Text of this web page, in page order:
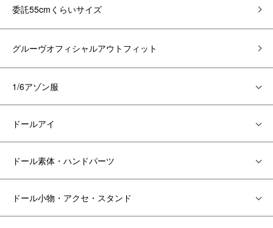
委託55cmくらいサイズ
グルーヴオフィシャルアウトフィット
1/6アゾン服
ドールアイ
ドール素体・ハンドパーツ
ドール小物・アクセ・スタンド